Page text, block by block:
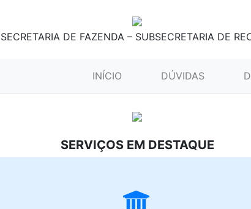
SECRETARIA DE FAZENDA – SUBSECRETARIA DE
INÍCIO (CURRENT)DÚVIDAS
SERVIÇOS EM DESTAQUE